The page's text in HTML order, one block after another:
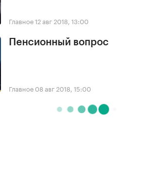
Главное12 авг 2018, 13:00
Пенсионный вопрос
Главное 08 авг 2018, 15:00